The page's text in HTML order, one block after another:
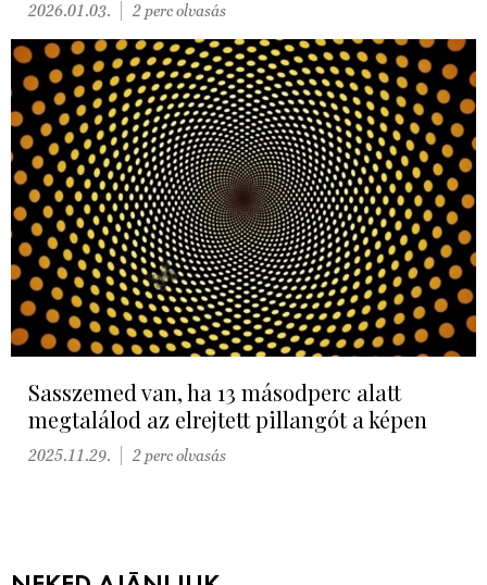
2026.01.03. 2 perc olvasás
Sasszemed van, ha 13 másodperc alatt
megtalálod az elrejtett pillangót a képen
2025.11.29. 2 perc olvasás